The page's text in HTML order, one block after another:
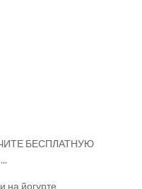
БЕСПЛАТНУЮ
на йогурте